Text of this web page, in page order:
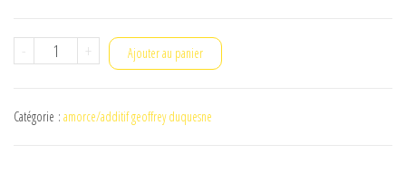
-
quantité
de
+ Ajouter au panier
Catégorie : amorce/additif geoffrey duquesne